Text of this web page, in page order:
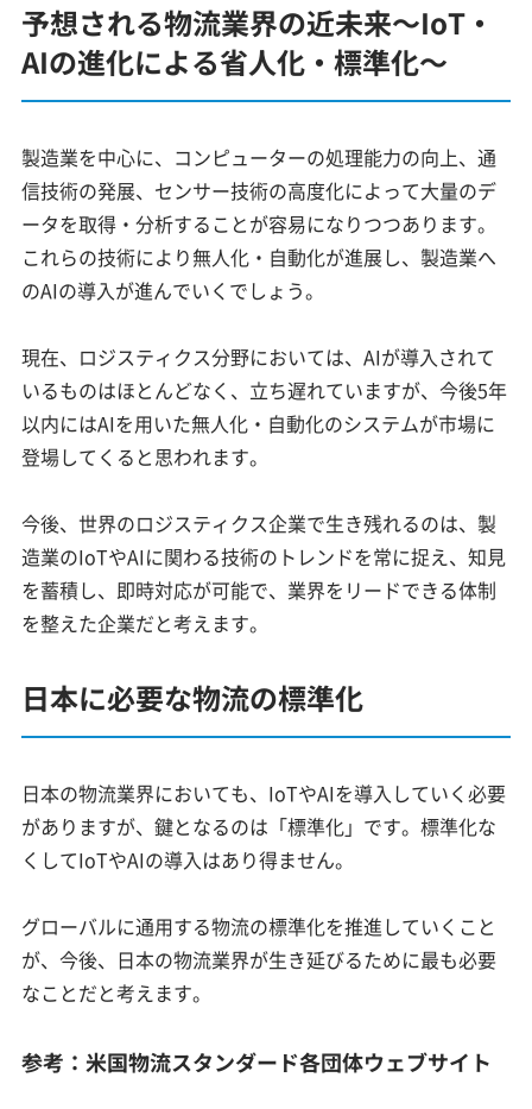
予想される物流業界の近未来～IoT・
AIの進化による省人化・標準化～
製造業を中心に、コンピューターの処理能力の向上、通
信技術の発展、センサー技術の高度化によって大量のデ
ータを取得・分析することが容易になりつつあります。
これらの技術により無人化・自動化が進展し、製造業へ
のAIの導入が進んでいくでしょう。
現在、ロジスティクス分野においては、AIが導入されて
いるものはほとんどなく、立ち遅れていますが、今後5年
以内にはAIを用いた無人化・自動化のシステムが市場に
登場してくると思われます。
今後、世界のロジスティクス企業で生き残れるのは、製
造業のIoTやAIに関わる技術のトレンドを常に捉え、知見
を蓄積し、即時対応が可能で、業界をリードできる体制
を整えた企業だと考えます。
日本に必要な物流の標準化
日本の物流業界においても、IoTやAIを導入していく必要
がありますが、鍵となるのは「標準化」です。標準化な
くしてIoTやAIの導入はあり得ません。
グローバルに通用する物流の標準化を推進していくこと
が、今後、日本の物流業界が生き延びるために最も必要
なことだと考えます。
参考：米国物流スタンダード各団体ウェブサイト